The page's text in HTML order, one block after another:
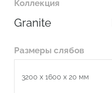
Коллекция
Granite
Размеры слябов
3200 x 1600 x 20 мм